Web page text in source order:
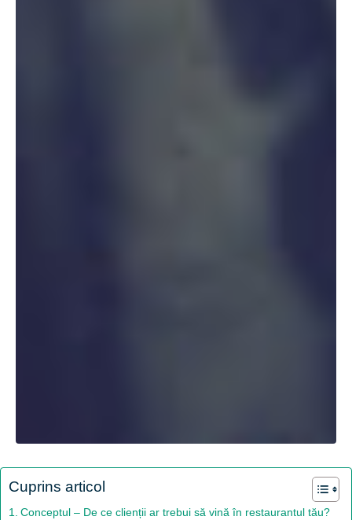
Cuprins articol
Conceptul – De ce clienții ar trebui să vină în restaurantul tău?